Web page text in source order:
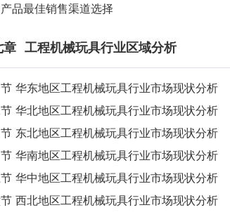
品最佳销售渠道选择
章 工程机械玩具行业区域分析
华东地区工程机械玩具行业市场现状分析
华北地区工程机械玩具行业市场现状分析
东北地区工程机械玩具行业市场现状分析
华南地区工程机械玩具行业市场现状分析
华中地区工程机械玩具行业市场现状分析
西北地区工程机械玩具行业市场现状分析